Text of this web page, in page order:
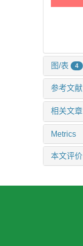
图/表 4
参考文献
相关文章
Metrics
本文评价